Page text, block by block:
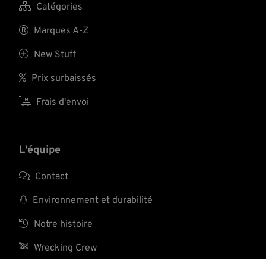
 Catégories
 Marques A-Z
 New Stuff
 Prix surbaissés
 Frais d'envoi
L'équipe
 Contact
 Environnement et durabilité
 Notre histoire
 Wrecking Crew